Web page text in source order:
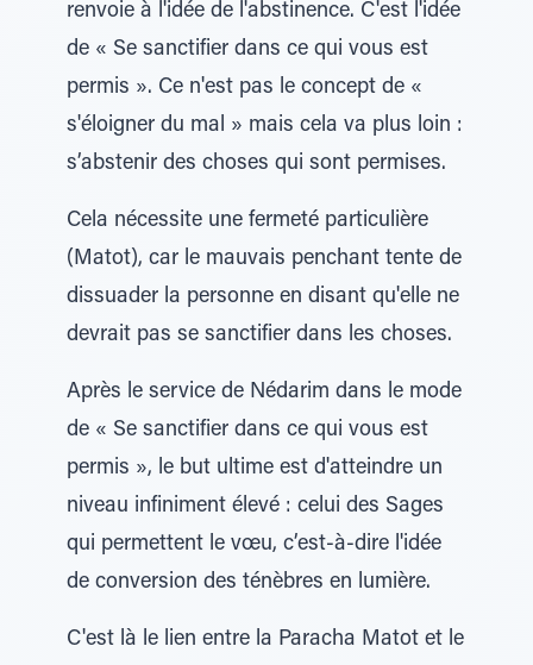
renvoie à l'idée de l'abstinence. C'est l'idée
de « Se sanctifier dans ce qui vous est
permis ». Ce n'est pas le concept de «
s'éloigner du mal » mais cela va plus loin :
s’abstenir des choses qui sont permises.
Cela nécessite une fermeté particulière
(Matot), car le mauvais penchant tente de
dissuader la personne en disant qu'elle ne
devrait pas se sanctifier dans les choses.
Après le service de Nédarim dans le mode
de « Se sanctifier dans ce qui vous est
permis », le but ultime est d'atteindre un
niveau infiniment élevé : celui des Sages
qui permettent le vœu, c’est-à-dire l'idée
de conversion des ténèbres en lumière.
C'est là le lien entre la Paracha Matot et le